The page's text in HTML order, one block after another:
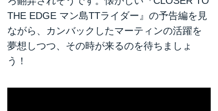
THE EDGE マン島TTライダー』の予告編を見
ながら、カンバックしたマーティンの活躍を
夢想しつつ、その時が来るのを待ちましょ
う！